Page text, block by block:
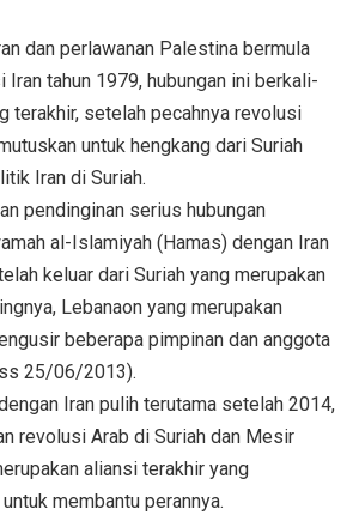
dan perlawanan Palestina bermula
Iran tahun 1979, hubungan ini berkali-
terakhir, setelah pecahnya revolusi
untuk hengkang dari Suriah
Iran di Suriah.
pendinginan serius hubungan
al-Islamiyah (Hamas) dengan Iran
keluar dari Suriah yang merupakan
Lebanaon yang merupakan
beberapa pimpinan dan anggota
25/06/2013).
Iran pulih terutama setelah 2014,
revolusi Arab di Suriah dan Mesir
aliansi terakhir yang
membantu perannya.